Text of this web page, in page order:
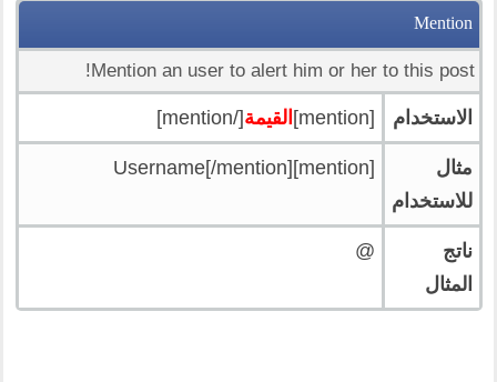
Mention
Mention an user to alert him or her to this post!
الاستخدام [mention] القيمة[/mention]
مثال
للاستخدام
[mention]Username[/mention]
ناتج
المثال
@